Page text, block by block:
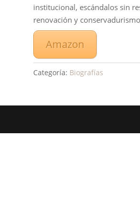
institucional, escándalos sin
renovación y
Amazon
Categoría: Biografías